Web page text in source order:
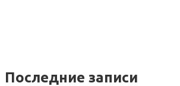
Последние записи